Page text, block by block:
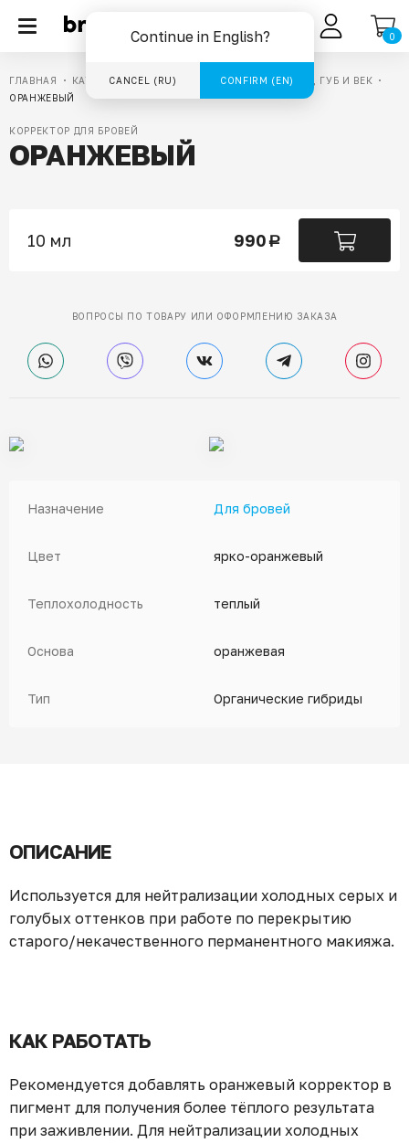
Continue in English?
CANCEL (RU) CONFIRM (EN)
0
ГЛАВНАЯ КАТАЛОГ
ПИГМЕНТЫ ДЛЯ ТАТУАЖА БРОВЕЙ, ГУБ И ВЕК
ОРАНЖЕВЫЙ
КОРРЕКТОР ДЛЯ БРОВЕЙ
ОРАНЖЕВЫЙ
10 мл 990 a
ВОПРОСЫ ПО ТОВАРУ ИЛИ ОФОРМЛЕНИЮ ЗАКАЗА
Назначение Для бровей
Цвет ярко-оранжевый
Теплохолодность теплый
Основа оранжевая
Тип Органические гибриды
ОПИСАНИЕ
Используется для нейтрализации холодных серых и
голубых оттенков при работе по перекрытию
старого/некачественного перманентного макияжа.
КАК РАБОТАТЬ
Рекомендуется добавлять оранжевый корректор в
пигмент для получения более тёплого результата
при заживлении. Для нейтрализации холодных